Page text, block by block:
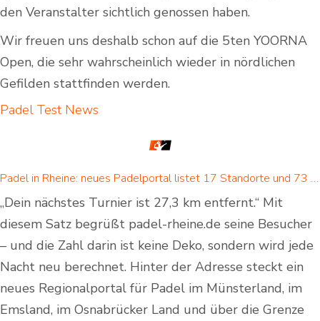
den Veranstalter sichtlich genossen haben.
Wir freuen uns deshalb schon auf die 5ten YOORNA
Open, die sehr wahrscheinlich wieder in nördlichen
Gefilden stattfinden werden.
Padel TestNews
Padel in Rheine: neues Padelportal listet 17 Standorte und 73 Padel-Courts in Rheine und Umgebung
„Dein nächstes Turnier ist 27,3 km entfernt.“ Mit
diesem Satz begrüßt padel-rheine.de seine Besucher
– und die Zahl darin ist keine Deko, sondern wird jede
Nacht neu berechnet. Hinter der Adresse steckt ein
neues Regionalportal für Padel im Münsterland, im
Emsland, im Osnabrücker Land und über die Grenze